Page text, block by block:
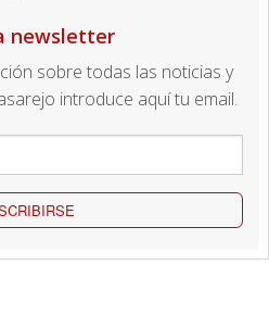
newsletter
sobre todas las noticias y
introduce aquí tu email.